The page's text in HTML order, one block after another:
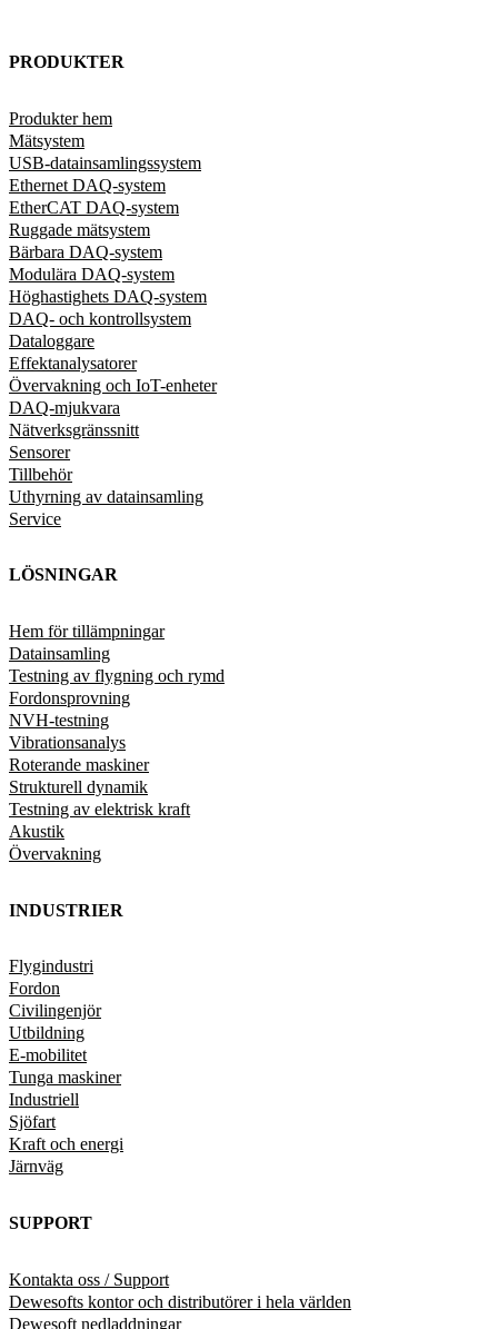
PRODUKTER
Produkter hem
Mätsystem
USB-datainsamlingssystem
Ethernet DAQ-system
EtherCAT DAQ-system
Ruggade mätsystem
Bärbara DAQ-system
Modulära DAQ-system
Höghastighets DAQ-system
DAQ- och kontrollsystem
Dataloggare
Effektanalysatorer
Övervakning och IoT-enheter
DAQ-mjukvara
Nätverksgränssnitt
Sensorer
Tillbehör
Uthyrning av datainsamling
Service
LÖSNINGAR
Hem för tillämpningar
Datainsamling
Testning av flygning och rymd
Fordonsprovning
NVH-testning
Vibrationsanalys
Roterande maskiner
Strukturell dynamik
Testning av elektrisk kraft
Akustik
Övervakning
INDUSTRIER
Flygindustri
Fordon
Civilingenjör
Utbildning
E-mobilitet
Tunga maskiner
Industriell
Sjöfart
Kraft och energi
Järnväg
SUPPORT
Kontakta oss / Support
Dewesofts kontor och distributörer i hela världen
Dewesoft nedladdningar